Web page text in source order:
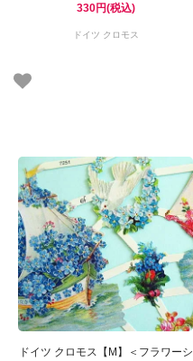
330円(税込)
ドイツ クロモス
ドイツ クロモス【M】＜フラワーシ